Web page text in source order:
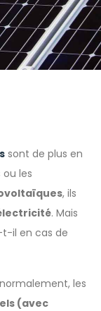
sont de plus en
les
, ils
. Mais
t-il en cas de
les
(avec